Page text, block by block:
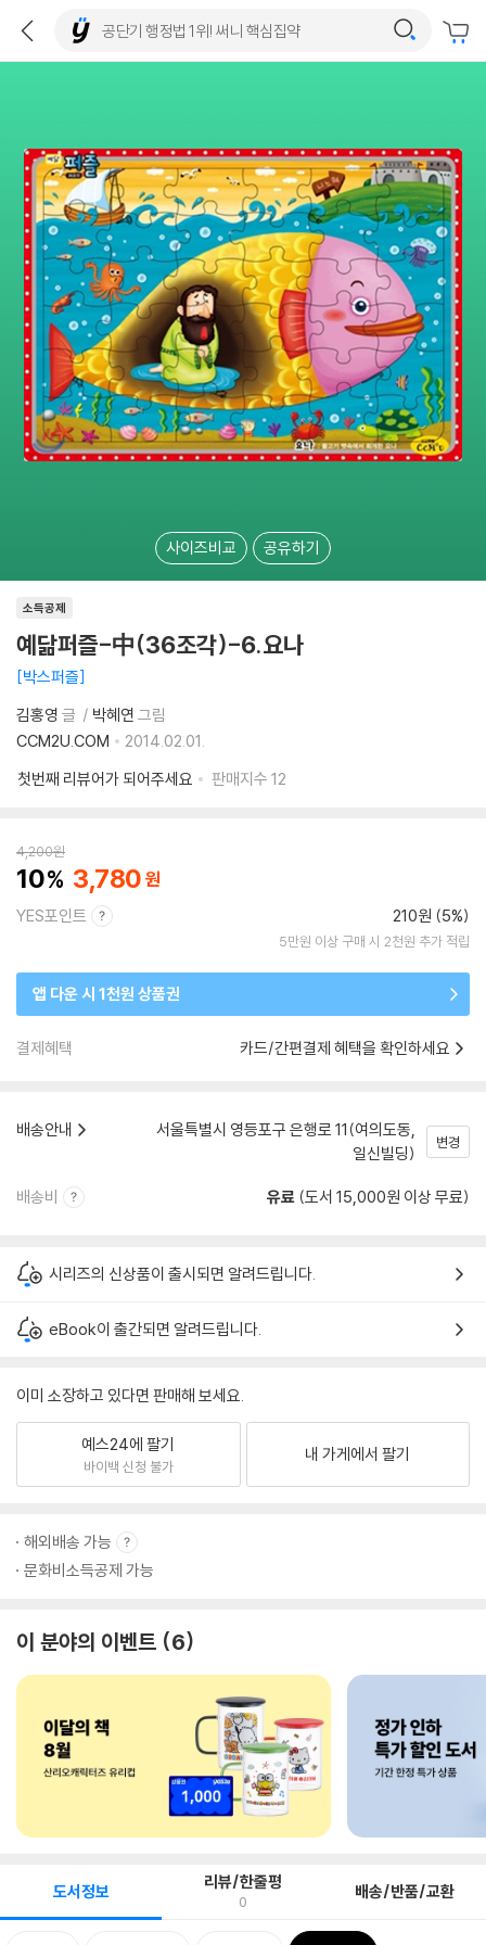
사이즈비교 공유하기
소득공제
예닮퍼즐-中(36조각)-6.요나
박스퍼즐
김홍영 글 박혜연 그림
CCM2U.COM
2014.02.01.
첫번째 리뷰어가 되어주세요
판매지수 12
4,200원
10 3,780
YES포인트 210원 (5%)
5만원 이상 구매 시 2천원 추가 적립
앱 다운 시 1천원 상품권
결제혜택 카드/간편결제 혜택을 확인하세요
배송안내
서울특별시 영등포구 은행로 11(여의도동,
일신빌딩)
변경
배송비 유료 (도서 15,000원 이상 무료)
시리즈의 신상품이 출시되면 알려드립니다.
eBook이 출간되면 알려드립니다.
이미 소장하고 있다면 판매해 보세요.
예스24에 팔기
바이백 신청 불가
내 가게에서 팔기
해외배송 가능
문화비소득공제 가능
이 분야의 이벤트 6
도서정보 리뷰/한줄평
0 배송/반품/교환